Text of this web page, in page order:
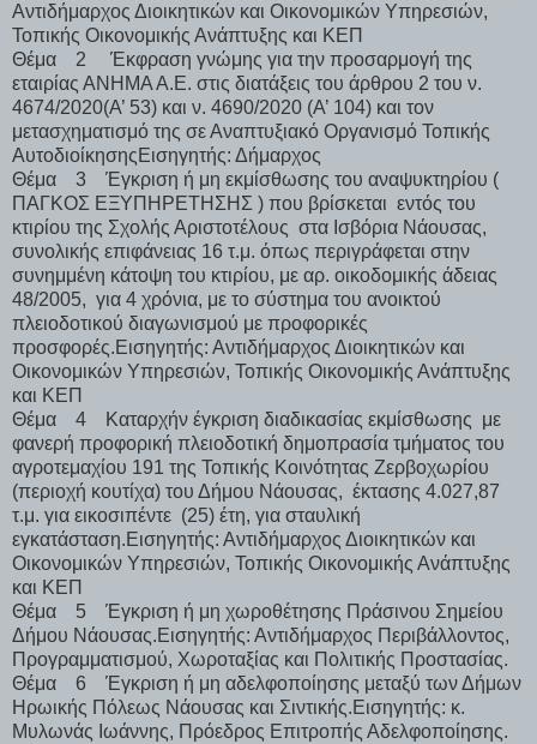
Αντιδήμαρχος Διοικητικών και Οικονομικών Υπηρεσιών,
Τοπικής Οικονομικής Ανάπτυξης και ΚΕΠ
Θέμα 2 Έκφραση γνώμης για την προσαρμογή της
εταιρίας ΑΝΗΜΑ Α.Ε. στις διατάξεις του άρθρου 2 του ν.
4674/2020(Α’ 53) και ν. 4690/2020 (Α’ 104) και τον
μετασχηματισμό της σε Αναπτυξιακό Οργανισμό Τοπικής
ΑυτοδιοίκησηςΕισηγητής: Δήμαρχος
Θέμα 3 Έγκριση ή μη εκμίσθωσης του αναψυκτηρίου (
ΠΑΓΚΟΣ ΕΞΥΠΗΡΕΤΗΣΗΣ ) που βρίσκεται εντός του
κτιρίου της Σχολής Αριστοτέλους στα Ισβόρια Νάουσας,
συνολικής επιφάνειας 16 τ.μ. όπως περιγράφεται στην
συνημμένη κάτοψη του κτιρίου, με αρ. οικοδομικής άδειας
48/2005, για 4 χρόνια, με το σύστημα του ανοικτού
πλειοδοτικού διαγωνισμού με προφορικές
προσφορές.Εισηγητής: Αντιδήμαρχος Διοικητικών και
Οικονομικών Υπηρεσιών, Τοπικής Οικονομικής Ανάπτυξης
και ΚΕΠ
Θέμα 4 Καταρχήν έγκριση διαδικασίας εκμίσθωσης με
φανερή προφορική πλειοδοτική δημοπρασία τμήματος του
αγροτεμαχίου 191 της Τοπικής Κοινότητας Ζερβοχωρίου
(περιοχή κουτίχα) του Δήμου Νάουσας, έκτασης 4.027,87
τ.μ. για εικοσιπέντε (25) έτη, για σταυλική
εγκατάσταση.Εισηγητής: Αντιδήμαρχος Διοικητικών και
Οικονομικών Υπηρεσιών, Τοπικής Οικονομικής Ανάπτυξης
και ΚΕΠ
Θέμα 5 Έγκριση ή μη χωροθέτησης Πράσινου Σημείου
Δήμου Νάουσας.Εισηγητής: Αντιδήμαρχος Περιβάλλοντος,
Προγραμματισμού, Χωροταξίας και Πολιτικής Προστασίας.
Θέμα 6 Έγκριση ή μη αδελφοποίησης μεταξύ των Δήμων
Ηρωικής Πόλεως Νάουσας και Σιντικής.Εισηγητής: κ.
Μυλωνάς Ιωάννης, Πρόεδρος Επιτροπής Αδελφοποίησης.